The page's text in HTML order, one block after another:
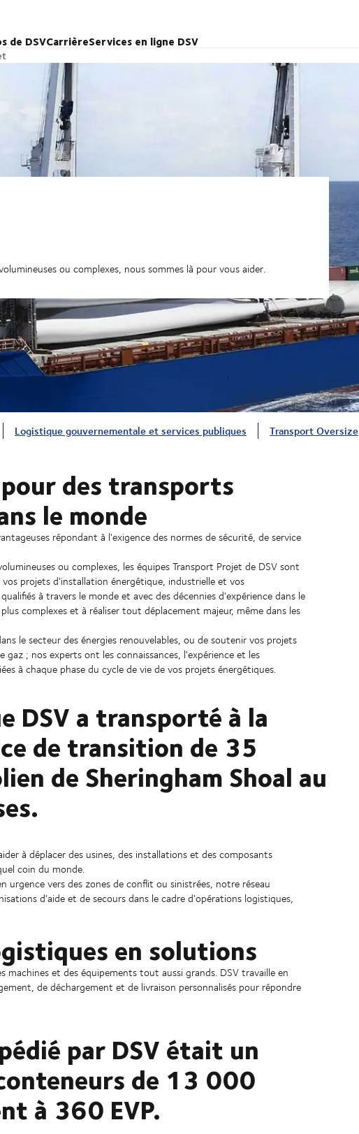
de DSVCarrièreServices en ligne DSV
ou complexes, nous sommes là pour vous aider.
Logistique gouvernementale et services publiques Transport Oversize
des transports
le monde
répondant à l'exigence des normes de sécurité, de service
ou complexes, les équipes Transport Projet de DSV sont
projets d'installation énergétique, industrielle et vos
à travers le monde et avec des décennies d'expérience dans le
complexes et à réaliser tout déplacement majeur, même dans les
le secteur des énergies renouvelables, ou de soutenir vos projets
; nos experts ont les connaissances, l'expérience et les
à chaque phase du cycle de vie de vos projets énergétiques.
DSV a transporté à la
de transition de 35
de Sheringham Shoal au
à déplacer des usines, des installations et des composants
coin du monde.
urgence vers des zones de conflit ou sinistrées, notre réseau
d'aide et de secours dans le cadre d'opérations logistiques,
en solutions
machines et des équipements tout aussi grands. DSV travaille en
de déchargement et de livraison personnalisés pour répondre
par DSV était un
de 13 000
à 360 EVP.